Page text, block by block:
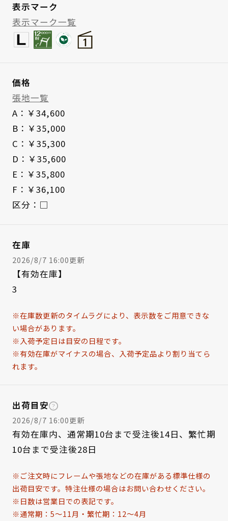
表示マーク
表示マーク一覧
価格
張地一覧
A：￥34,600
B：￥35,000
C：￥35,300
D：￥35,600
E：￥35,800
F：￥36,100
区分：□
在庫
2026/8/7 16:00更新
【有効在庫】
3
※在庫数更新のタイムラグにより、表示数をご用意できな
い場合があります。
※入荷予定日は目安の日程です。
※有効在庫がマイナスの場合、入荷予定品より割り当てら
れます。
出荷目安
2026/8/7 16:00更新
有効在庫内、通常期10台まで受注後14日、繁忙期
10台まで受注後28日
※ご注文時にフレームや張地などの在庫がある標準仕様の
出荷目安です。特注仕様の場合はお問い合わせください。
※日数は営業日での表記です。
※通常期：5～11月・繁忙期：12～4月